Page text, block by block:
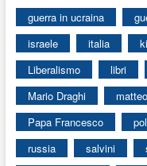
guerra in ucraina
israele
italia
Liberalismo
libri
Mario Draghi
Papa Francesco
russia
salvini